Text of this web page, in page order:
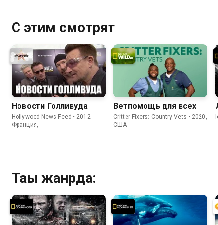
С этим смотрят
Новости Голливуда
Hollywood News Feed • 2012,
Франция,
Ветпомощь для всех
Critter Fixers: Country Vets • 2020,
США,
Тағы жанрда: